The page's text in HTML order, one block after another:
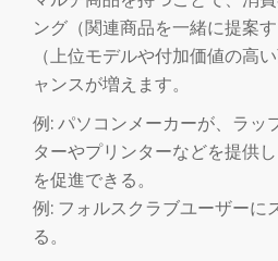
ング（関連商品を一緒に提案
（上位モデルや付加価値の高
ャンスが増えます。
例: パソコンメーカーが、ラッ
ターやプリンターなどを提供
を促進できる。
例: フォルスクラブユーザーに
る。